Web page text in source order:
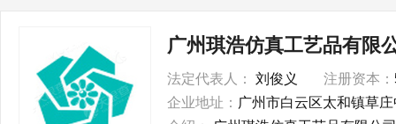
广州琪浩仿真工艺品有限
法定代表人： 刘俊义 注册资本：
企业地址： 广州市白云区太和镇草